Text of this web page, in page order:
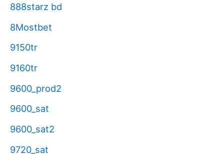
888starz bd
8Mostbet
9150tr
9160tr
9600_prod2
9600_sat
9600_sat2
9720_sat